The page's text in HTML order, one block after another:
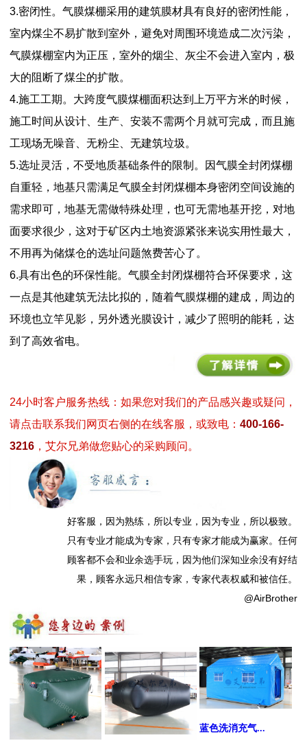
3.密闭性。气膜煤棚采用的建筑膜材具有良好的密闭性能，
室内煤尘不易扩散到室外，避免对周围环境造成二次污染，
气膜煤棚室内为正压，室外的烟尘、灰尘不会进入室内，极
大的阻断了煤尘的扩散。
4.施工工期。大跨度气膜煤棚面积达到上万平方米的时候，
施工时间从设计、生产、安装不需两个月就可完成，而且施
工现场无噪音、无粉尘、无建筑垃圾。
5.选址灵活，不受地质基础条件的限制。因气膜全封闭煤棚
自重轻，地基只需满足气膜全封闭煤棚本身密闭空间设施的
需求即可，地基无需做特殊处理，也可无需地基开挖，对地
面要求很少，这对于矿区内土地资源紧张来说实用性最大，
不用再为储煤仓的选址问题煞费苦心了。
6.具有出色的环保性能。气膜全封闭煤棚符合环保要求，这
一点是其他建筑无法比拟的，随着气膜煤棚的建成，周边的
环境也立竿见影，另外透光膜设计，减少了照明的能耗，达
到了高效省电。
24小时客户服务热线：如果您对我们的产品感兴趣或疑问，
请点击联系我们网页右侧的在线客服，或致电： 400-166-
3216 ，艾尔兄弟做您贴心的采购顾问。
好客服，因为熟练，所以专业，因为专业，所以极致。
只有专业才能成为专家，只有专家才能成为赢家。任何
顾客都不会和业余选手玩，因为他们深知业余没有好结
果，顾客永远只相信专家，专家代表权威和被信任。
@AirBrother
蓝色洗消充气...